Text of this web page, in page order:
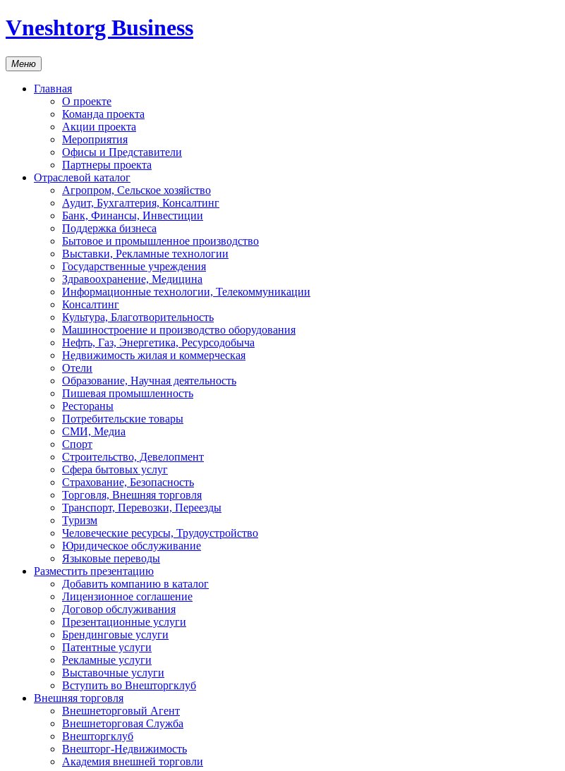
Vneshtorg Business
Меню
Главная
О проекте
Команда проекта
Акции проекта
Мероприятия
Офисы и Представители
Партнеры проекта
Отраслевой каталог
Агропром, Сельское хозяйство
Аудит, Бухгалтерия, Консалтинг
Банк, Финансы, Инвестиции
Поддержка бизнеса
Бытовое и промышленное производство
Выставки, Рекламные технологии
Государственные учреждения
Здравоохранение, Медицина
Информационные технологии, Телекоммуникации
Консалтинг
Культура, Благотворительность
Машиностроение и производство оборудования
Нефть, Газ, Энергетика, Ресурсодобыча
Недвижимость жилая и коммерческая
Отели
Образование, Научная деятельность
Пишевая промышленность
Рестораны
Потребительские товары
СМИ, Медиа
Спорт
Строительство, Девелопмент
Сфера бытовых услуг
Страхование, Безопасность
Торговля, Внешняя торговля
Транспорт, Перевозки, Переезды
Туризм
Человеческие ресурсы, Трудоустройство
Юридическое обслуживание
Языковые переводы
Разместить презентацию
Добавить компанию в каталог
Лицензионное соглашение
Договор обслуживания
Презентационные услуги
Брендинговые услуги
Патентные услуги
Рекламные услуги
Выставочные услуги
Вступить во Внешторгклуб
Внешняя торговля
Внешнеторговый Агент
Внешнеторговая Служба
Внешторгклуб
Внешторг-Недвижимость
Академия внешней торговли